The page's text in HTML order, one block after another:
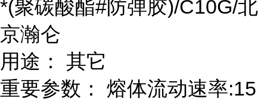
*(聚碳酸酯#防弹胶)/C10G/北
京瀚仑
用途： 其它
重要参数： 熔体流动速率:15